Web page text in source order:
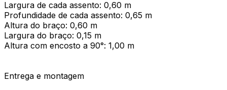
Largura de cada assento: 0,60 m
Profundidade de cada assento: 0,65 m
Altura do braço: 0,60 m
Largura do braço: 0,15 m
Altura com encosto a 90°: 1,00 m
Entrega e montagem